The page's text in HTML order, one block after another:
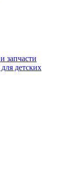
запчасти
детских